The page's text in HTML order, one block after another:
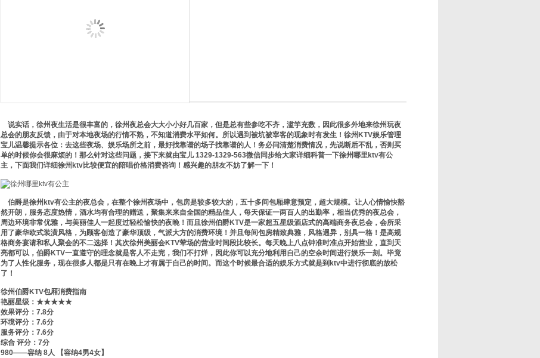
说实话，徐州夜生活是很丰富的，徐州夜总会大大小小好几百家，但是总有些参吃不齐，滥竽充数，因此很多外地来徐州玩夜
总会的朋友反馈，由于对本地夜场的行情不熟，不知道消费水平如何。所以遇到被坑被宰客的现象时有发生！徐州KTV娱乐管理
宝儿温馨提示各位：去这些夜场、娱乐场所之前，最好找靠谱的场子找靠谱的人！务必问清楚消费情况，先说断后不乱，否则买
单的时候你会很麻烦的！那么针对这些问题，接下来就由宝儿 1329-1329-563微信同步给大家详细科普一下徐州哪里ktv有公
主，下面我们详细徐州ktv比较便宜的陪唱价格消费咨询！感兴趣的朋友不妨了解一下！
伯爵是徐州ktv有公主的夜总会，在整个徐州夜场中，包房是较多较大的，五十多间包厢肆意预定，超大规模。让人心情愉快豁
然开朗，服务态度热情，酒水均有合理的赠送，聚集来来自全国的精品佳人，每天保证一两百人的出勤率，相当优秀的夜总会，
周边环境非常优雅，与美丽佳人一起度过轻松愉快的夜晚！而且徐州伯爵KTV是一家超五星级酒店式的高端商务夜总会，会所采
用了豪华欧式装潢风格，为顾客创造了豪华顶级，气派大方的消费环境！并且每间包房精致典雅，风格迥异，别具一格！是高规
格商务宴请和私人聚会的不二选择！其次徐州美丽会KTV荤场的营业时间段比较长。每天晚上八点钟准时准点开始营业，直到天
亮都可以，伯爵KTV一直遵守的理念就是客人不走完，我们不打烊，因此你可以充分地利用自己的空余时间进行娱乐一刻。毕竟
为了人性化服务，现在很多人都是只有在晚上才有属于自己的时间。而这个时候最合适的娱乐方式就是到ktv中进行彻底的放松
了！
徐州伯爵KTV包厢消费指南
艳丽星级：★★★★★
效果评分：7.8分
环境评分：7.6分
服务评分：7.6分
综合 评分：7分
980——容纳 8人 【容纳4男4女】